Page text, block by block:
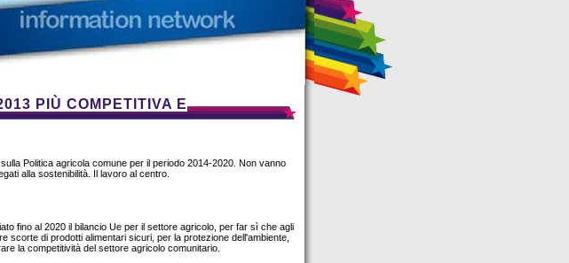
PIÙ COMPETITIVA E
Politica agricola comune per il periodo 2014-2020. Non vanno
alla sostenibilità. Il lavoro al centro.
fino al 2020 il bilancio Ue per il settore agricolo, per far sì che agli
scorte di prodotti alimentari sicuri, per la protezione dell'ambiente,
la competitività del settore agricolo comunitario.